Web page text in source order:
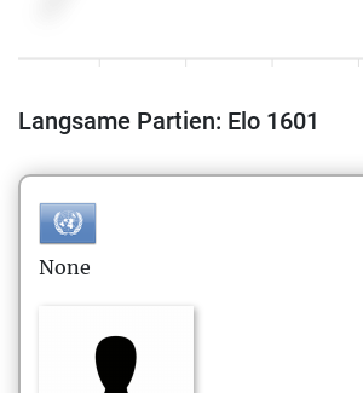
Langsame Partien: Elo 1601
None